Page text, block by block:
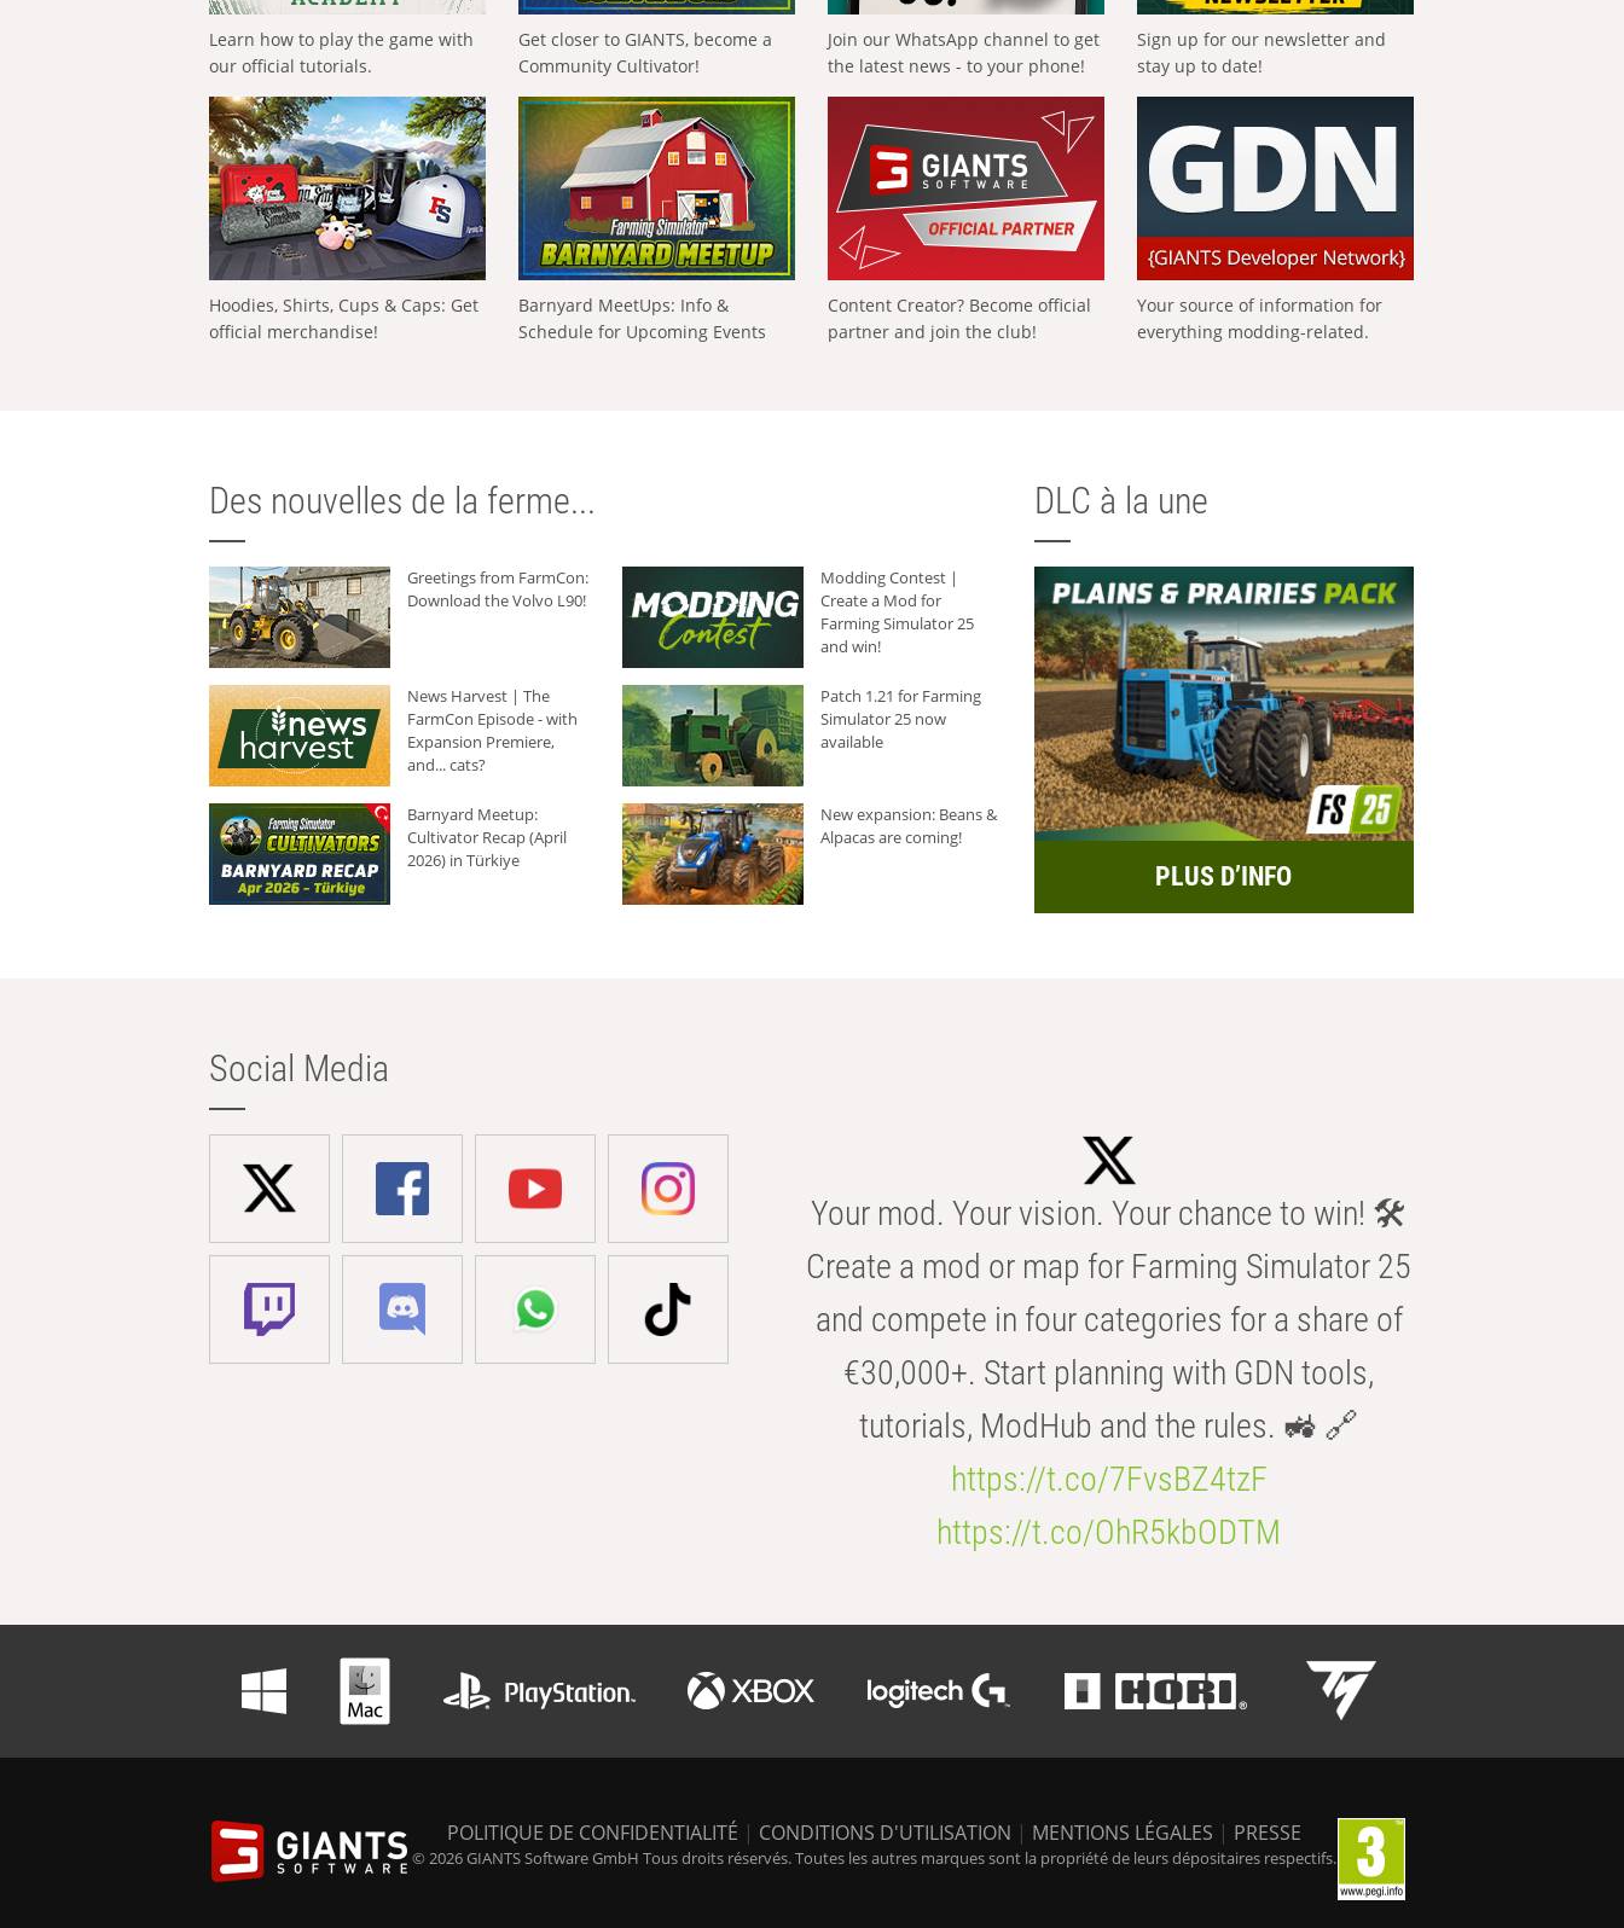
Learn how to play the game with
our official tutorials.
Get closer to GIANTS, become a
Community Cultivator!
Join our WhatsApp channel to get
the latest news - to your phone!
Sign up for our newsletter and
stay up to date!
Hoodies, Shirts, Cups & Caps: Get
official merchandise!
Barnyard MeetUps: Info &
Schedule for Upcoming Events
Content Creator? Become official
partner and join the club!
Your source of information for
everything modding-related.
Des nouvelles de la ferme...
Greetings from FarmCon:
Download the Volvo L90!
Modding Contest |
Create a Mod for
Farming Simulator 25
and win!
News Harvest | The
FarmCon Episode - with
Expansion Premiere,
and... cats?
Patch 1.21 for Farming
Simulator 25 now
available
Barnyard Meetup:
Cultivator Recap (April
2026) in Türkiye
New expansion: Beans &
Alpacas are coming!
DLC à la une
PLUS D’INFO
Social Media
Your mod. Your vision. Your chance to win! 🛠️
Create a mod or map for Farming Simulator 25
and compete in four categories for a share of
€30,000+. Start planning with GDN tools,
tutorials, ModHub and the rules. 🚜 🔗
https://t.co/7FvsBZ4tzF
https://t.co/OhR5kbODTM
POLITIQUE DE CONFIDENTIALITÉ | CONDITIONS D'UTILISATION | MENTIONS LÉGALES | PRESSE
© 2026 GIANTS Software GmbH Tous droits réservés. Toutes les autres marques sont la propriété de leurs dépositaires respectifs.